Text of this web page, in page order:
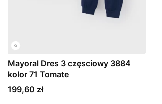
Mayoral Dres 3 częsciowy 3884
kolor 71 Tomate
Cena
199,60 zł